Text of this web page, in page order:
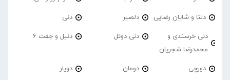
دلتا و شایان رضایی دلصیر دنی
دنی خرسندی و
محمدرضا شجریان
دنی دوئل دنیل و جفت 6
دورچی دومان دویار